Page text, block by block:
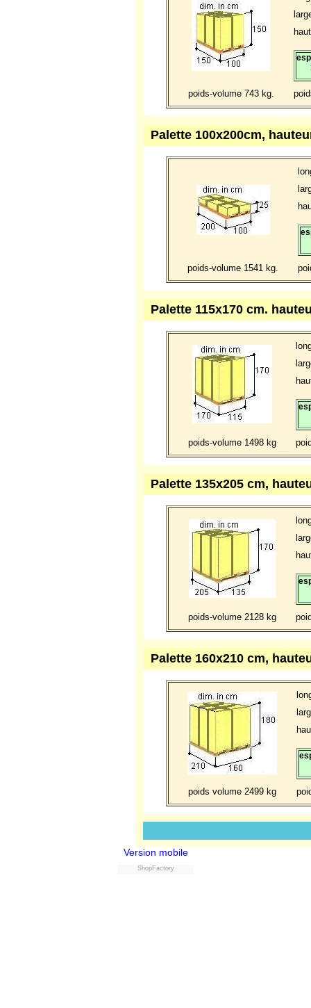
poids-volume 743 kg.
Palette 100x200cm,
poids-volume 1541 kg.
Palette 115x170 cm.
poids-volume 1498 kg
Palette 135x205 cm,
poids-volume 2128 kg
Palette 160x210 cm,
poids volume 2499 kg
Version mobile
Powered by
ShopFactory